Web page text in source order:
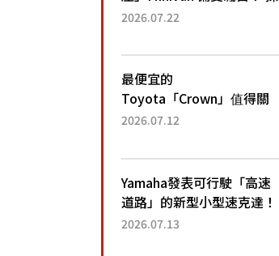
用全長4.7公尺剛剛好的車
還推出467萬元日圓起的5
人座版...
2026.07.22
最便宜的
Toyota「Crown」值得關
注！ 搭載4WD、每公升
眼！ 配備豐富、超越售價
水準，堪稱高CP值代表的
「...
2026.07.12
Yamaha發表可行駛「高速
道路」的新型小型速克達！
搭載能享受超強勁「渦輪
2026.07.13